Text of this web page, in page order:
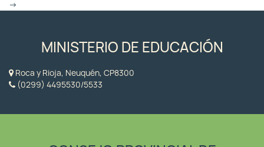
→
MINISTERIO DE EDUCACIÓN
Roca y Rioja, Neuquén, CP8300
(0299) 4495530/5533